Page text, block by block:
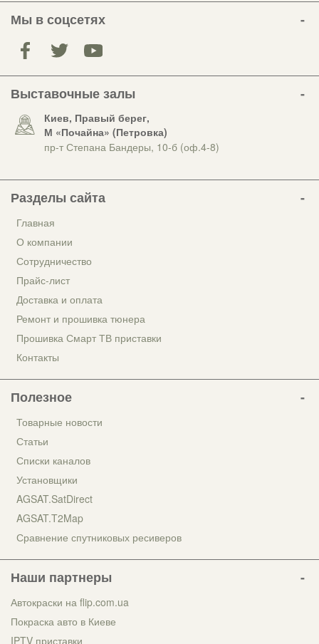
Мы в соцсетях
Выставочные залы
Киев, Правый берег,
М «Почайна» (Петровка)
пр-т Степана Бандеры, 10-б (оф.4-8)
Разделы сайта
Главная
О компании
Сотрудничество
Прайс-лист
Доставка и оплата
Ремонт и прошивка тюнера
Прошивка Смарт ТВ приставки
Контакты
Полезное
Товарные новости
Статьи
Списки каналов
Установщики
AGSAT.SatDirect
AGSAT.T2Map
Сравнение спутниковых ресиверов
Наши партнеры
Автокраски на flip.com.ua
Покраска авто в Киеве
IPTV приставки